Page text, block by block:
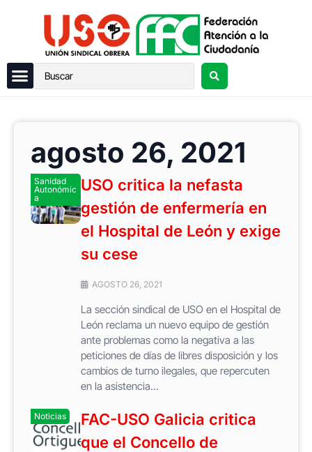
agosto 26, 2021
Sanidad
Autonómic
a
USO critica la nefasta
gestión de enfermería en
el Hospital de León y exige
su cese
AGOSTO 26, 2021
La sección sindical de USO en el Hospital de
León reclama un nuevo equipo de gestión
ante problemas como la negativa a las
peticiones de días de libres disposición y los
cambios de turno ilegales, que repercuten
en la asistencia...
Noticias
FAC-USO Galicia critica
que el Concello de